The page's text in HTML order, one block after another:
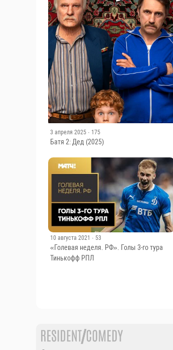
3 апреля 2025
Батя 2: Дед (2025)